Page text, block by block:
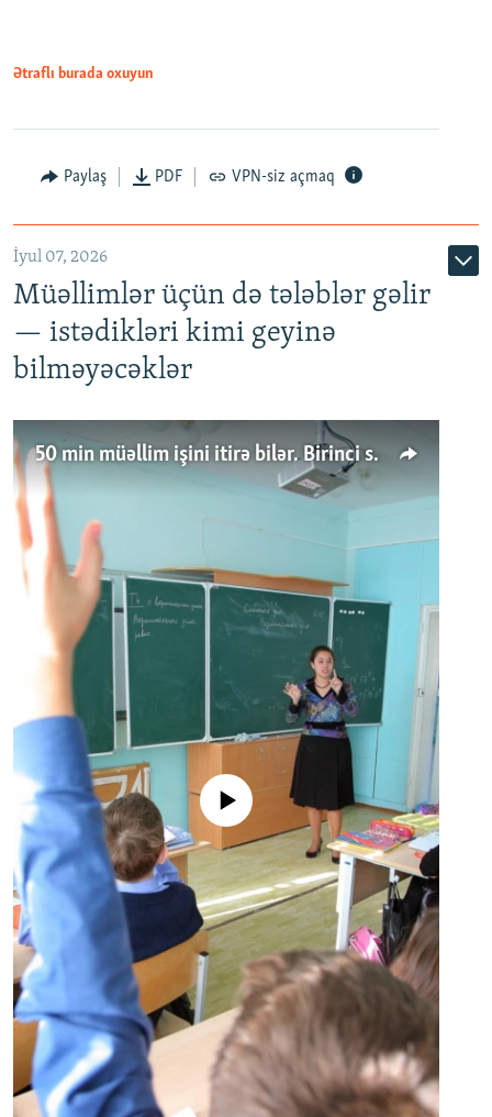
Ətraflı burada oxuyun
Paylaş PDF VPN-siz açmaq
İyul 07, 2026
Müəllimlər üçün də tələblər gəlir
— istədikləri kimi geyinə
bilməyəcəklər
50 min müəllim işini itirə bilər. Birinci sinfə gedənlər azalır
No media source currently available